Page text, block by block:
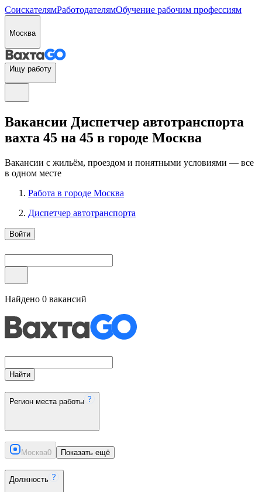
СоискателямРаботодателямОбучение рабочим профессиям
Москва
Ищу работу
Вакансии Диспетчер автотранспорта
вахта 45 на 45 в городе Москва
Вакансии с жильём, проездом и понятными условиями — все
в одном месте
Работа в городе Москва
Диспетчер автотранспорта
Войти
Найдено 0 вакансий
Найти
Регион места работы
Москва0 Показать ещё
Должность